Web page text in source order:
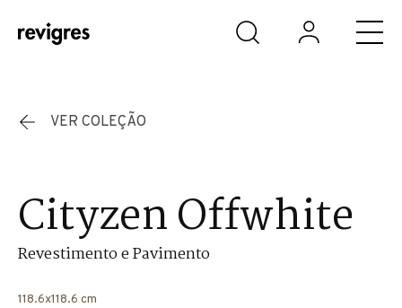
Saltar para o conteúdo principal
VER COLEÇÃO
Cityzen Offwhite
Revestimento e Pavimento
118.6x118.6 cm